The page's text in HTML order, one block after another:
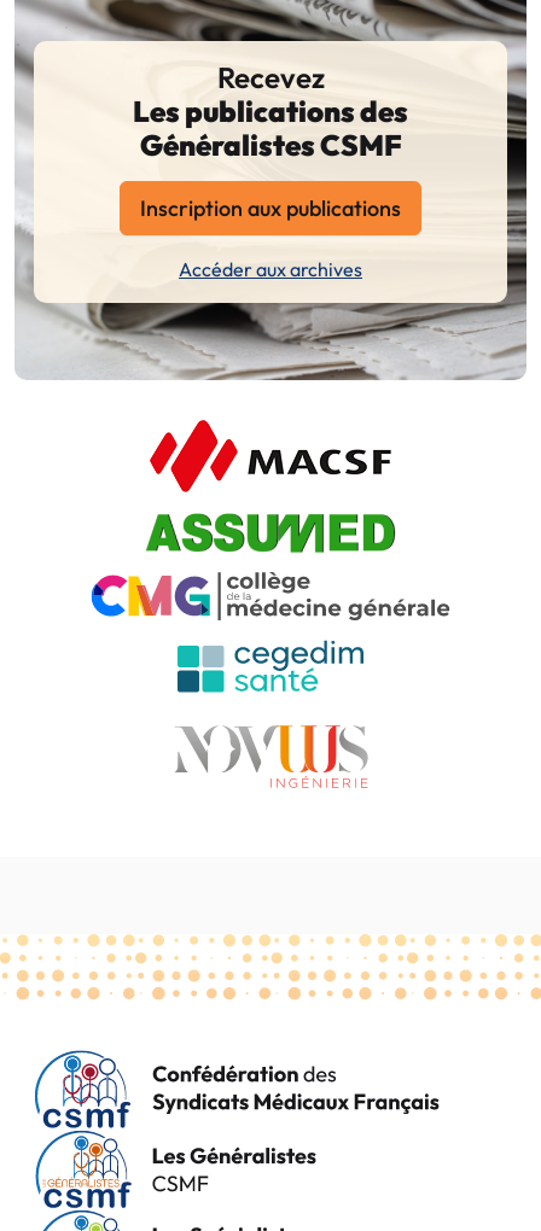
Recevez
Les publications des
Généralistes CSMF
Inscription aux publications
Accéder aux archives